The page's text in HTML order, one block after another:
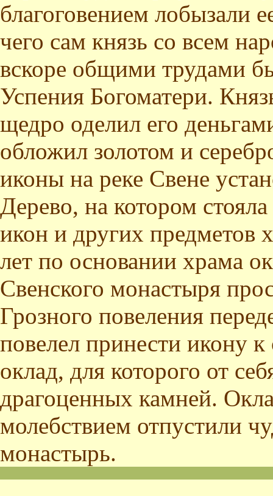
благоговением лобызали
чего сам князь со всем
вскоре общими трудами
Успения Богоматери.
щедро оделил его
обложил золотом и
иконы на реке Свене
Дерево, на котором
икон и других
лет по основании храма
Свенского монастыря
Грозного повеления
повелел принести икону
оклад, для которого от
драгоценных камней.
молебствием отпустили
монастырь.